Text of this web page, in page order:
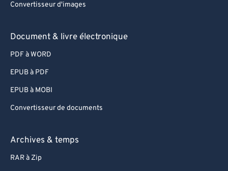
Convertisseur d'images
Document & livre électronique
PDF à WORD
EPUB à PDF
EPUB à MOBI
Convertisseur de documents
Archives & temps
RAR à Zip